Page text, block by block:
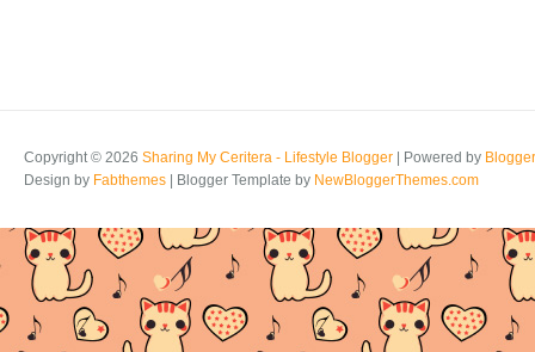
Copyright © 2026 Sharing My Ceritera - Lifestyle Blogger | Powered by Blogger
Design by Fabthemes | Blogger Template by NewBloggerThemes.com